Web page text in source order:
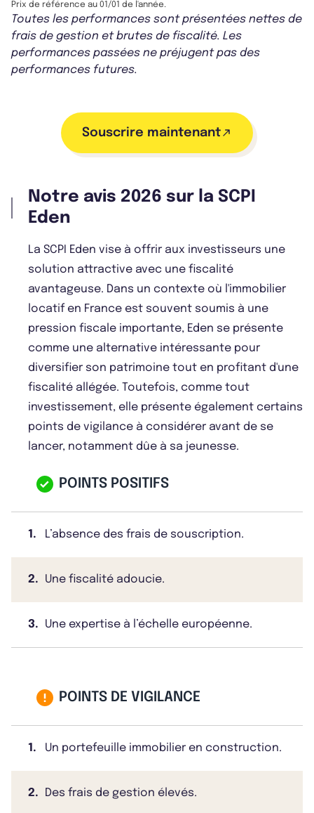
Prix de référence au 01/01 de l'année.
Toutes les performances sont présentées nettes de
frais de gestion et brutes de fiscalité. Les
performances passées ne préjugent pas des
performances futures.
Souscrire maintenant
Notre avis 2026 sur la SCPI
Eden
La SCPI Eden vise à offrir aux investisseurs une
solution attractive avec une fiscalité
avantageuse. Dans un contexte où l'immobilier
locatif en France est souvent soumis à une
pression fiscale importante, Eden se présente
comme une alternative intéressante pour
diversifier son patrimoine tout en profitant d'une
fiscalité allégée. Toutefois, comme tout
investissement, elle présente également certains
points de vigilance à considérer avant de se
lancer, notamment dûe à sa jeunesse.
POINTS POSITIFS
1. L’absence des frais de souscription.
2. Une fiscalité adoucie.
3. Une expertise à l’échelle européenne.
POINTS DE VIGILANCE
1. Un portefeuille immobilier en construction.
2. Des frais de gestion élevés.